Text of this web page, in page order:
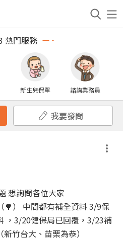
熱門服務
新生兒保單 諮詢業務員
我要發問
想詢問各位大家
） 中間都有補全資料 3/9保
，3/20健保局已回覆，3/23補
竹台大、苗栗為恭）